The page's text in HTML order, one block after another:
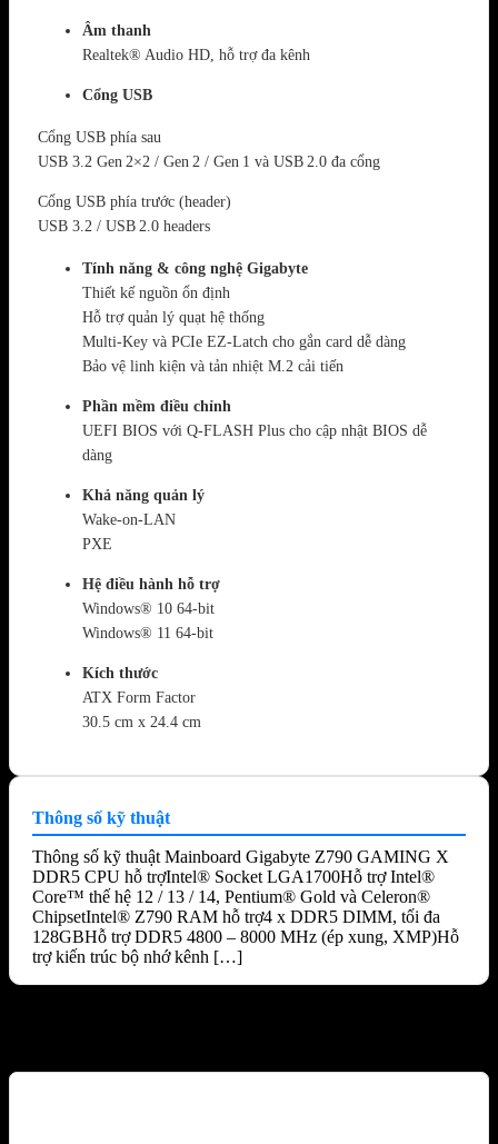
Âm thanh
Realtek® Audio HD, hỗ trợ đa kênh
Cổng USB
Cổng USB phía sau
USB 3.2 Gen 2×2 / Gen 2 / Gen 1 và USB 2.0 đa cổng
Cổng USB phía trước (header)
USB 3.2 / USB 2.0 headers
Tính năng & công nghệ Gigabyte
Thiết kế nguồn ổn định
Hỗ trợ quản lý quạt hệ thống
Multi‑Key và PCIe EZ‑Latch cho gắn card dễ dàng
Bảo vệ linh kiện và tản nhiệt M.2 cải tiến
Phần mềm điều chỉnh
UEFI BIOS với Q‑FLASH Plus cho cập nhật BIOS dễ
dàng
Khả năng quản lý
Wake‑on‑LAN
PXE
Hệ điều hành hỗ trợ
Windows® 10 64‑bit
Windows® 11 64‑bit
Kích thước
ATX Form Factor
30.5 cm x 24.4 cm
Thông số kỹ thuật
Thông số kỹ thuật Mainboard Gigabyte Z790 GAMING X
DDR5 CPU hỗ trợIntel® Socket LGA1700Hỗ trợ Intel®
Core™ thế hệ 12 / 13 / 14, Pentium® Gold và Celeron®
ChipsetIntel® Z790 RAM hỗ trợ4 x DDR5 DIMM, tối đa
128GBHỗ trợ DDR5 4800 – 8000 MHz (ép xung, XMP)Hỗ
trợ kiến trúc bộ nhớ kênh […]